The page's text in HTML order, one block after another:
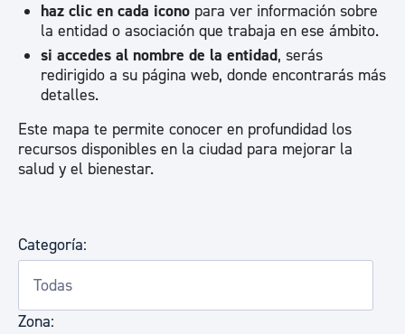
haz clic en cada icono para ver información sobre
la entidad o asociación que trabaja en ese ámbito.
si accedes al nombre de la entidad, serás
redirigido a su página web, donde encontrarás más
detalles.
Este mapa te permite conocer en profundidad los
recursos disponibles en la ciudad para mejorar la
salud y el bienestar.
Categoría:
Zona: